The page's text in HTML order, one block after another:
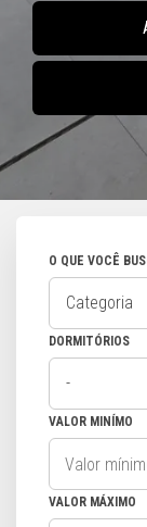
O QUE VOCÊ
Categoria
DORMITÓRIOS
-
VALOR MINÍMO
VALOR MÁXIMO